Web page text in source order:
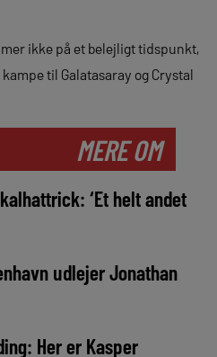
ikke på et belejligt tidspunkt,
til Galatasaray og Crystal
MERE OM
‘Et helt andet
udlejer Jonathan
Her er Kasper